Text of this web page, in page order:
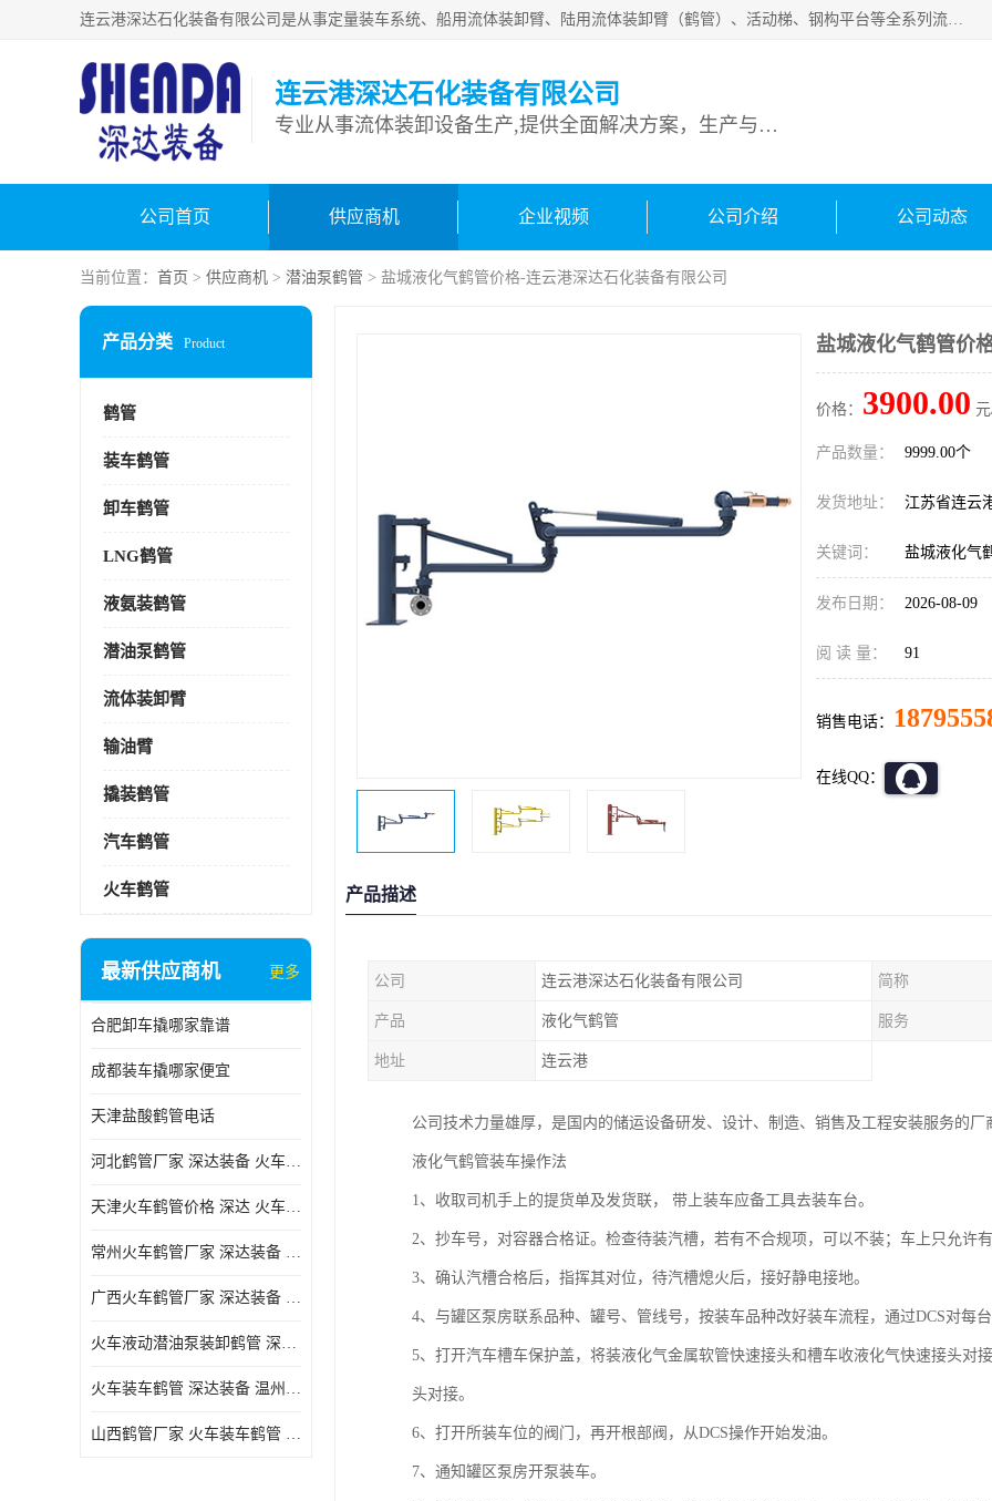
连云港深达石化装备有限公司是从事定量装车系统、船用流体装卸臂、陆用流体装卸臂（鹤管）、活动梯、钢构平台等全系列流体装卸设备的设计、制造、销售以及服务的专业供应商。公司始终以客户为中心，密切跟踪国内外油气储运及装卸设备先进技术的发展，以先进的技术、优质的产品、一流的服务，满足客户需求。
连云港深达石化装备有限公司
专业从事流体装卸设备生产,提供全面解决方案，生产与定制服务
公司首页 供应商机 企业视频 公司介绍 公司动态
当前位置： 首页 > 供应商机 > 潜油泵鹤管 > 盐城液化气鹤管价格-连云港深达石化装备有限公司
产品分类 Product
鹤管
装车鹤管
卸车鹤管
LNG鹤管
液氨装鹤管
潜油泵鹤管
流体装卸臂
输油臂
撬装鹤管
汽车鹤管
火车鹤管
最新供应商机 更多
合肥卸车撬哪家靠谱
成都装车撬哪家便宜
天津盐酸鹤管电话
河北鹤管厂家 深达装备 火车液动潜油泵装卸鹤管
天津火车鹤管价格 深达 火车鹤管系列
常州火车鹤管厂家 深达装备 火车鹤管系列
广西火车鹤管厂家 深达装备 火车鹤管系列
火车液动潜油泵装卸鹤管 深达装备 安徽火车鹤管厂家
火车装车鹤管 深达装备 温州鹤管价格
山西鹤管厂家 火车装车鹤管 深达
盐城液化气鹤管价
价格： 3900.00
产品数量： 9999.00个
发货地址： 江苏省连云
关键词： 盐城液化气
发布日期： 2026-08-09
阅 读 量： 91
销售电话：
在线QQ：
产品描述
公司 连云港深达石化装备有限公司 简称
产品 液化气鹤管 服务
地址 连云港
公司技术力量雄厚，是国内的储运设备研发、设计、制造、销售及工程安装服务的厂
液化气鹤管装车操作法
1、收取司机手上的提货单及发货联， 带上装车应备工具去装车台。
2、抄车号，对容器合格证。检查待装汽槽，若有不合规项，可以不装；车上只允许
3、确认汽槽合格后，指挥其对位，待汽槽熄火后，接好静电接地。
4、与罐区泵房联系品种、罐号、管线号，按装车品种改好装车流程，通过DCS对每
5、打开汽车槽车保护盖，将装液化气金属软管快速接头和槽车收液化气快速接头对
头对接。
6、打开所装车位的阀门，再开根部阀，从DCS操作开始发油。
7、通知罐区泵房开泵装车。